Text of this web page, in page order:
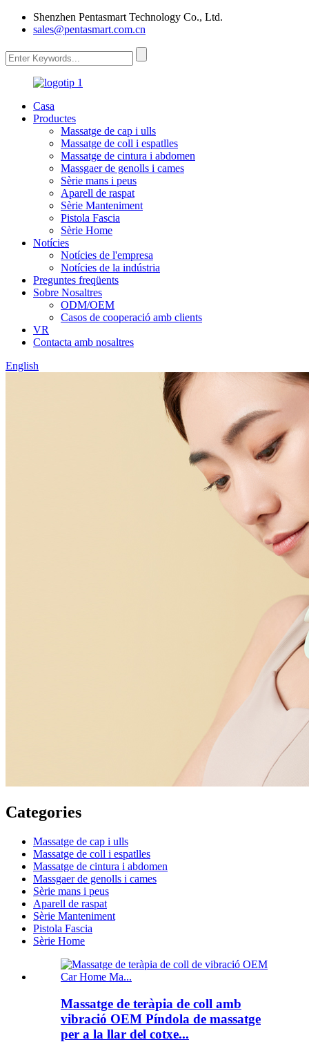
Shenzhen Pentasmart Technology Co., Ltd.
sales@pentasmart.com.cn
Casa
Productes
Massatge de cap i ulls
Massatge de coll i espatlles
Massatge de cintura i abdomen
Massgaer de genolls i cames
Sèrie mans i peus
Aparell de raspat
Sèrie Manteniment
Pistola Fascia
Sèrie Home
Notícies
Notícies de l'empresa
Notícies de la indústria
Preguntes freqüents
Sobre Nosaltres
ODM/OEM
Casos de cooperació amb clients
VR
Contacta amb nosaltres
English
Categories
Massatge de cap i ulls
Massatge de coll i espatlles
Massatge de cintura i abdomen
Massgaer de genolls i cames
Sèrie mans i peus
Aparell de raspat
Sèrie Manteniment
Pistola Fascia
Sèrie Home
Massatge de teràpia de coll amb
vibració OEM Píndola de massatge
per a la llar del cotxe...